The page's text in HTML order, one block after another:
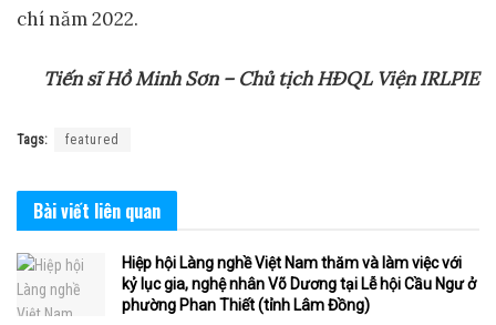
chí năm 2022.
Tiến sĩ Hồ Minh Sơn – Chủ tịch HĐQL Viện IRLPIE
Tags: featured
Bài viết liên quan
Hiệp hội Làng nghề Việt Nam thăm và làm việc với
kỷ lục gia, nghệ nhân Võ Dương tại Lễ hội Cầu Ngư ở
phường Phan Thiết (tỉnh Lâm Đồng)